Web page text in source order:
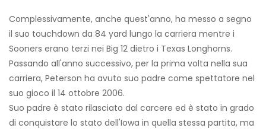
Complessivamente, anche quest'anno, ha messo a segno
il suo touchdown da 84 yard lungo la carriera mentre i
Sooners erano terzi nei Big 12 dietro i Texas Longhorns.
Passando all'anno successivo, per la prima volta nella sua
carriera, Peterson ha avuto suo padre come spettatore nel
suo gioco il 14 ottobre 2006.
Suo padre è stato rilasciato dal carcere ed è stato in grado
di conquistare lo stato dell'Iowa in quella stessa partita, ma